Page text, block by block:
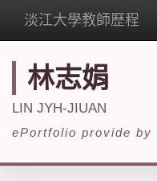
淡江大學教師歷程
林志娟
LIN JYH-JIUAN
ePortfolio provide by